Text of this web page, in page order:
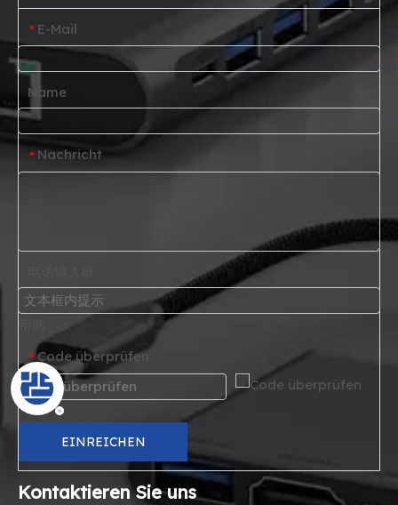
* E-Mail
Name
* Nachricht
* Code überprüfen
EINREICHEN
Kontaktieren Sie uns